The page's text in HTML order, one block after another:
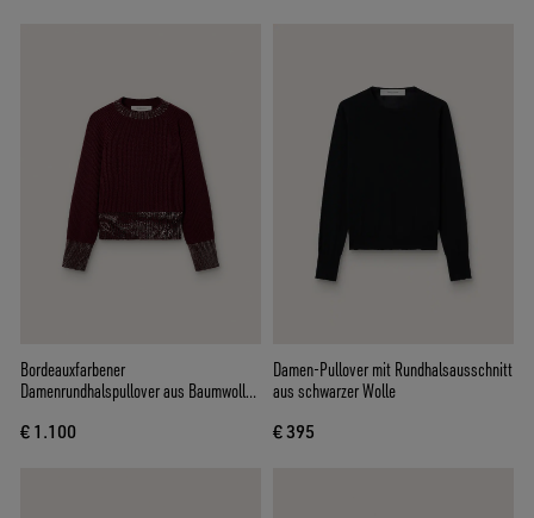
Bordeauxfarbener
Damenrundhalspullover aus Baumwolle
€ 1.100
Damen-Pullover mit Rundhalsausschnitt
aus schwarzer Wolle
€ 395